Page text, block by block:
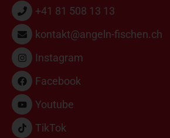
+41 81 508 13 13
kontakt@angeln-fischen.ch
Instagram
Facebook
Youtube
TikTok